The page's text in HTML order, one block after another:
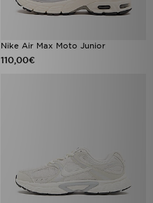
Nike Air Max Moto Junior
110,00€